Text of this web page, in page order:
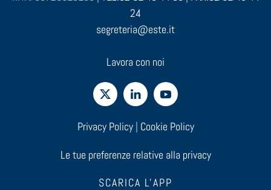
24
segreteria@este.it
Lavora con noi
Privacy Policy| Cookie Policy
Le tue preferenze relative alla privacy
SCARICA L'APP